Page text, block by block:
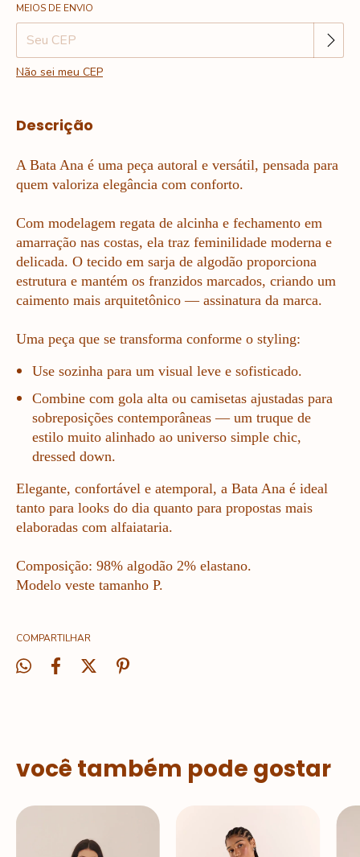
Entregas para o CEP:
MEIOS DE ENVIO
Não sei meu CEP
Descrição
A Bata Ana é uma peça autoral e versátil, pensada para
quem valoriza elegância com conforto.
Com modelagem regata de alcinha e fechamento em
amarração nas costas, ela traz feminilidade moderna e
delicada. O tecido em sarja de algodão proporciona
estrutura e mantém os franzidos marcados, criando um
caimento mais arquitetônico — assinatura da marca.
Uma peça que se transforma conforme o styling:
Use sozinha para um visual leve e sofisticado.
Combine com gola alta ou camisetas ajustadas para
sobreposições contemporâneas — um truque de
estilo muito alinhado ao universo simple chic,
dressed down.
Elegante, confortável e atemporal, a Bata Ana é ideal
tanto para looks do dia quanto para propostas mais
elaboradas com alfaiataria.
Composição: 98% algodão 2% elastano.
Modelo veste tamanho P.
COMPARTILHAR
você também pode gostar